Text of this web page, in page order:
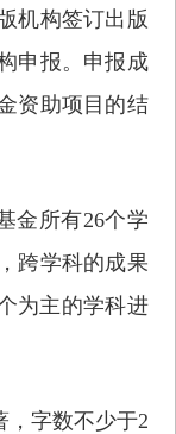
机构签订出版
申报。申报成
资助项目的结
金所有26个学
跨学科的成果
为主的学科进
，字数不少于2